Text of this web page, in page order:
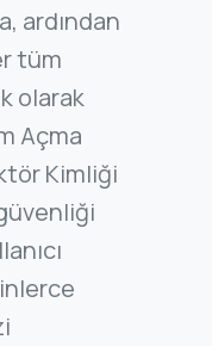
ardından
tüm
olarak
Açma
Kimliği